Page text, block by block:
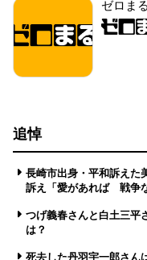
ゼロまる
追悼
長崎市出身・平和訴え
訴え「愛があれば 戦争
つげ義春さんと白土三
は？
死去した丹羽宇一郎さ